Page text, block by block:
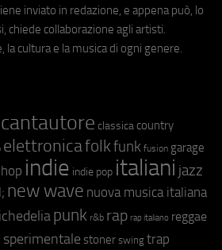
inviato in redazione, e appena può, lo
chiede collaborazione agli artisti.
la cultura e la musica di ogni genere.
cantautore classica country
elettronicafolkfunk fusion garage
indie indie pop italiani jazz
new wave nuova musica italiana
punk r&b rap rap italiano reggae
sperimentale stoner swing trap